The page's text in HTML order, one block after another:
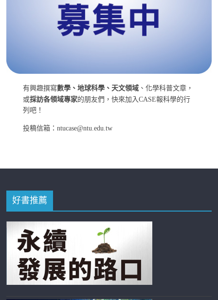
有興趣撰寫數學、地球科學、天文領域 、化學科普文章，
或採訪各領域專家的朋友們，快來加入CASE報科學的行
列吧！
投稿信箱：ntucase@ntu.edu.tw
好書推薦